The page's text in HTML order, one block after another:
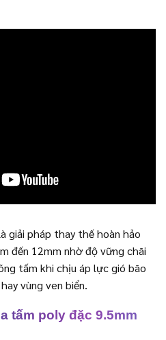
giải pháp thay thế hoàn hảo
đến 12mm nhờ độ vững chãi
tấm khi chịu áp lực gió bão
vùng ven biển.
tấm poly đặc 9.5mm